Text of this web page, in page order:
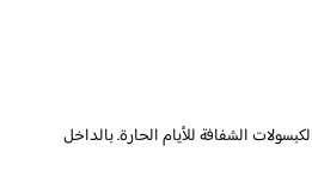
الشفافة للأيام الحارة. بالداخل